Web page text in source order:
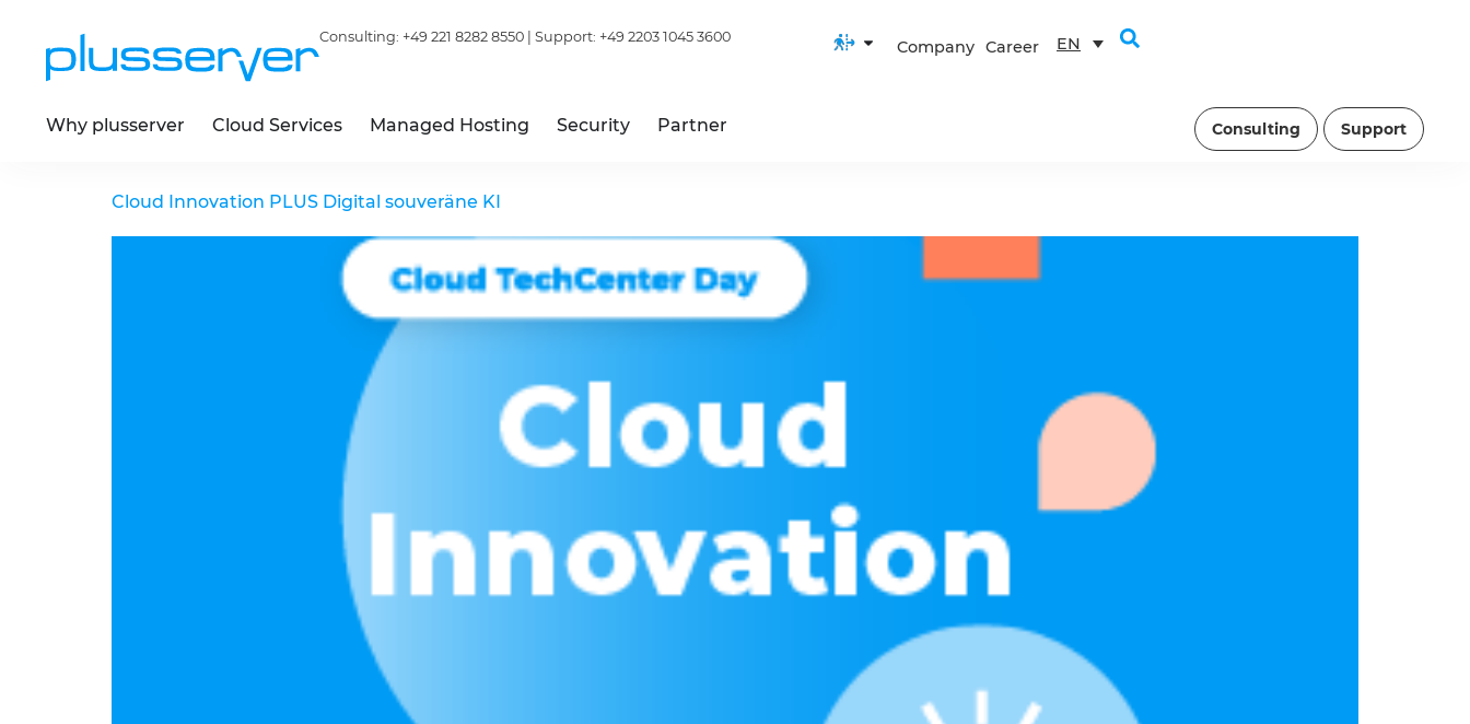
Consulting: +49 221 8282 8550 | Support: +49 2203 1045 3600
Company Career EN
Why plusserver Cloud Services Managed Hosting Security Partner Consulting Support
Cloud Innovation PLUS Digital souveräne KI